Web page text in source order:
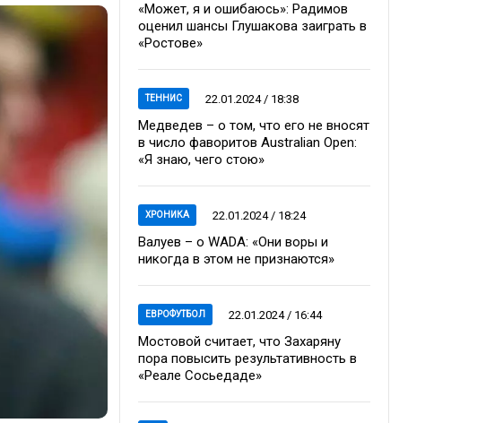
«Может, я и ошибаюсь»: Радимов
оценил шансы Глушакова заиграть в
«Ростове»
ТЕННИС 22.01.2024 / 18:38
Медведев – о том, что его не вносят
в число фаворитов Australian Open:
«Я знаю, чего стою»
ХРОНИКА 22.01.2024 / 18:24
Валуев – о WADA: «Они воры и
никогда в этом не признаются»
ЕВРОФУТБОЛ 22.01.2024 / 16:44
Мостовой считает, что Захаряну
пора повысить результативность в
«Реале Сосьедаде»